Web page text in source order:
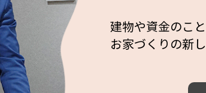
建物や資金のこ
お家づくりの新